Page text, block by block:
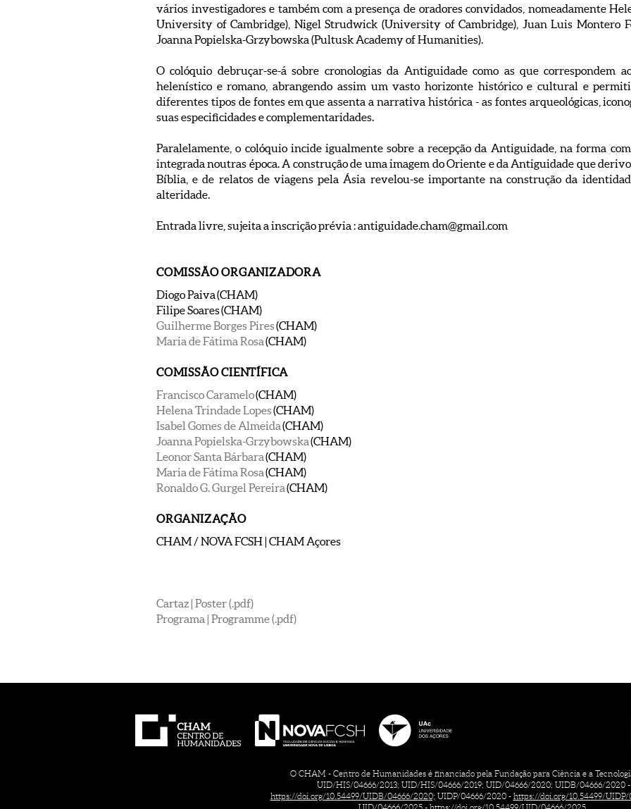
vários investigadores e também com a presença de oradores convidados, nomeadamente
University of Cambridge), Nigel Strudwick (University of Cambridge), Juan Luis Montero
Joanna Popielska-Grzybowska (Pultusk Academy of Humanities).
O colóquio debruçar-se-á sobre cronologias da Antiguidade como as que correspondem
helenístico e romano, abrangendo assim um vasto horizonte histórico e cultural e
diferentes tipos de fontes em que assenta a narrativa histórica - as fontes arqueológicas,
suas especificidades e complementaridades.
Paralelamente, o colóquio incide igualmente sobre a recepção da Antiguidade, na forma
integrada noutras época. A construção de uma imagem do Oriente e da Antiguidade que
Bíblia, e de relatos de viagens pela Ásia revelou-se importante na construção da
alteridade.
Entrada livre, sujeita a inscrição prévia : antiguidade.cham@gmail.com
COMISSÃO ORGANIZADORA
Diogo Paiva (CHAM)
Filipe Soares (CHAM)
Guilherme Borges Pires(CHAM)
Maria de Fátima Rosa(CHAM)
COMISSÃO CIENTÍFICA
Francisco Caramelo(CHAM)
Helena Trindade Lopes(CHAM)
Isabel Gomes de Almeida(CHAM)
Joanna Popielska-Grzybowska(CHAM)
Leonor Santa Bárbara(CHAM)
Maria de Fátima Rosa(CHAM)
Ronaldo G. Gurgel Pereira(CHAM)
ORGANIZAÇÃO
CHAM / NOVA FCSH | CHAM Açores
Cartaz | Poster (.pdf)
Programa | Programme (.pdf)
O CHAM - Centro de Humanidades é financiado pela Fundação para Ciência e a
UID/HIS/04666/2013; UID/HIS/04666/2019; UID/04666/2020; UIDB/04666/2020 -
https://doi.org/10.54499/UIDB/04666/2020; UIDP/04666/2020 - https://doi.org/10.54499/UIDP/
UID/04666/2025 - https://doi.org/10.54499/UID/04666/2025.